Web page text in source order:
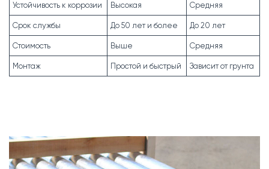
Устойчивость к коррозии Высокая Средняя
Срок службы До 50 лет и более До 20 лет
Стоимость Выше Средняя
Монтаж Простой и быстрый Зависит от грунта